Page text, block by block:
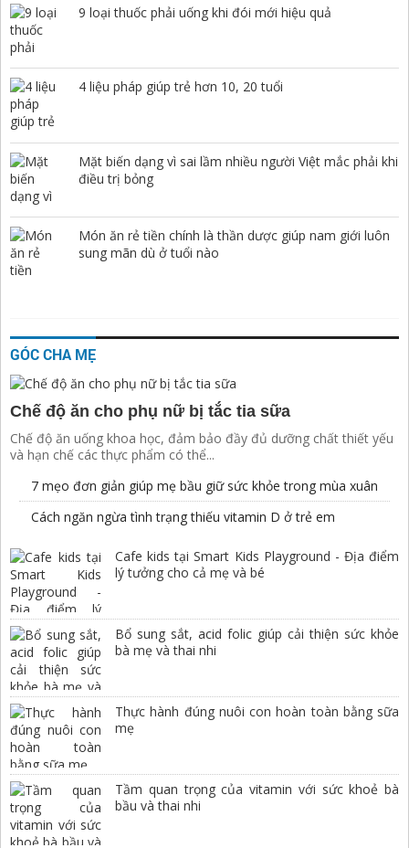
9 loại thuốc phải uống khi đói mới hiệu quả
4 liệu pháp giúp trẻ hơn 10, 20 tuổi
Mặt biến dạng vì sai lầm nhiều người Việt mắc phải khi
điều trị bỏng
Món ăn rẻ tiền chính là thần dược giúp nam giới luôn
sung mãn dù ở tuổi nào
GÓC CHA MẸ
Chế độ ăn cho phụ nữ bị tắc tia sữa
Chế độ ăn uống khoa học, đảm bảo đầy đủ dưỡng chất thiết yếu
và hạn chế các thực phẩm có thể...
7 mẹo đơn giản giúp mẹ bầu giữ sức khỏe trong mùa xuân
Cách ngăn ngừa tình trạng thiếu vitamin D ở trẻ em
Cafe kids tại Smart Kids Playground - Địa điểm
lý tưởng cho cả mẹ và bé
Bổ sung sắt, acid folic giúp cải thiện sức khỏe
bà mẹ và thai nhi
Thực hành đúng nuôi con hoàn toàn bằng sữa
mẹ
Tầm quan trọng của vitamin với sức khoẻ bà
bầu và thai nhi